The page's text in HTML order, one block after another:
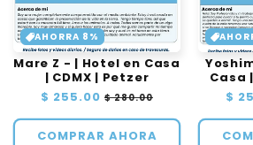
AHORRA 8%
Mare Z - | Hotel en Casa
| CDMX | Petzer
Precio
$ 255.00 Precio
oferta
$ 280.00
COMPRAR AHORA
Casa
$